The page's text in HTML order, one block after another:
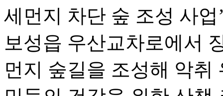
세먼지 차단 숲 조성 사
보성읍 우산교차로에서
먼지 숲길을 조성해 악취